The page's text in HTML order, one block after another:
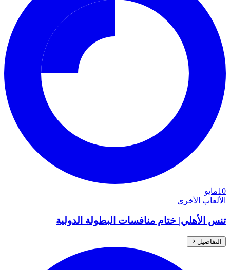
10مايو
الألعاب الأخرى
تنس الأهلي| ختام منافسات البطولة الدولية
التفاصيل